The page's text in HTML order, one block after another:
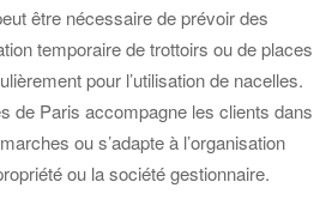
être nécessaire de prévoir des
temporaire de trottoirs ou de places
pour l’utilisation de nacelles.
de Paris accompagne les clients dans
ou s’adapte à l’organisation
ou la société gestionnaire.